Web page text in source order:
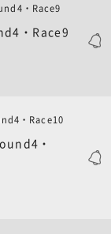
・Race9
・Race9
・
・Race10